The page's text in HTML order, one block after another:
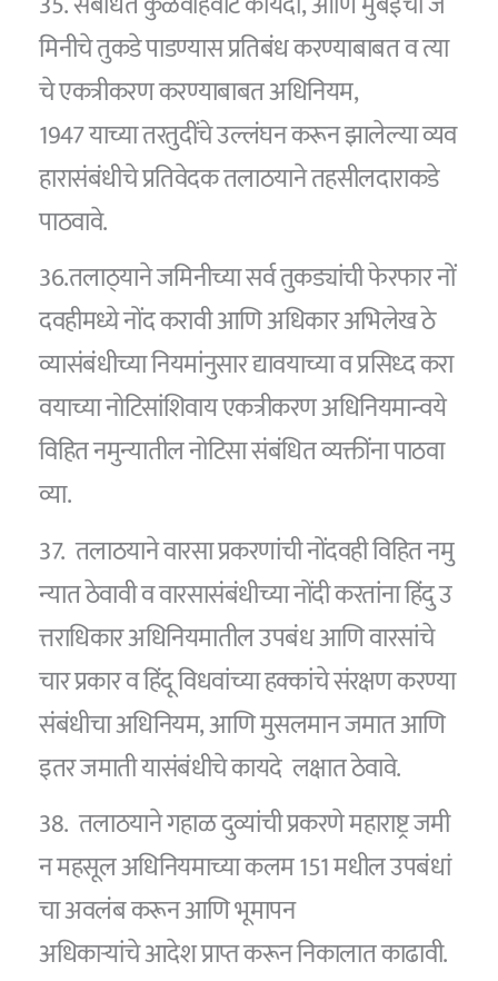
मिनीचे तुकडे पाडण्यास प्रतिबंध करण्याबाबत व त्या
चे एकत्रीकरण करण्याबाबत अधिनियम,
1947 याच्या तरतुदींचे उल्लंघन करून झालेल्या व्यव
हारासंबंधीचे प्रतिवेदक तलाठयाने तहसीलदाराकडे
पाठवावे.
36.तलाठ्‌याने जमिनीच्या सर्व तुकड्यांची फेरफार नों
दवहीमध्ये नोंद करावी आणि अधिकार अभिलेख ठे
व्यासंबंधीच्या नियमांनुसार द्यावयाच्या व प्रसिध्द करा
वयाच्या नोटिसांशिवाय एकत्रीकरण अधिनियमान्वये
विहित नमुन्यातील नोटिसा संबंधित व्यक्तींना पाठवा
व्या.
37. तलाठयाने वारसा प्रकरणांची नोंदवही विहित नमु
न्यात ठेवावी व वारसासंबंधीच्या नोंदी करतांना हिंदु उ
त्तराधिकार अधिनियमातील उपबंध आणि वारसांचे
चार प्रकार व हिंदू विधवांच्या हक्कांचे संरक्षण करण्या
संबंधीचा अधिनियम, आणि मुसलमान जमात आणि
इतर जमाती यासंबंधीचे कायदे लक्षात ठेवावे.
38. तलाठयाने गहाळ दुव्यांची प्रकरणे महाराष्ट्र जमी
न महसूल अधिनियमाच्या कलम 151 मधील उपबंधां
चा अवलंब करून आणि भूमापन
अधिकाऱ्यांचे आदेश प्राप्त करून निकालात काढावी.